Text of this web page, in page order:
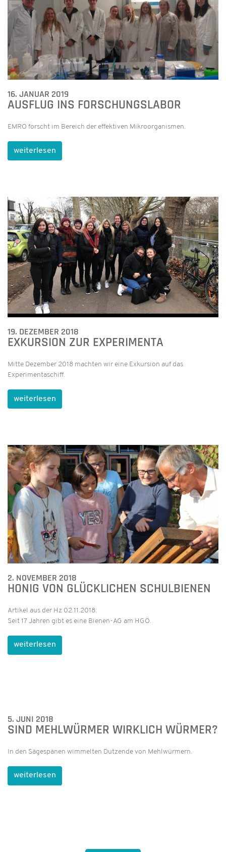
16. JANUAR 2019
AUSFLUG INS FORSCHUNGSLABOR
EMRO forscht im Bereich der effektiven Mikroorganismen.
weiterlesen
19. DEZEMBER 2018
EXKURSION ZUR EXPERIMENTA
Mitte Dezember 2018 machten wir eine Exkursion auf das
Experimentaschiff.
weiterlesen
2. NOVEMBER 2018
HONIG VON GLÜCKLICHEN SCHULBIENEN
Artikel aus der Hz 02.11.2018:
Seit 17 Jahren gibt es eine Bienen-AG am HGÖ.
weiterlesen
5. JUNI 2018
SIND MEHLWÜRMER WIRKLICH WÜRMER?
In den Sägespänen wimmelten Dutzende von Mehlwürmern.
weiterlesen